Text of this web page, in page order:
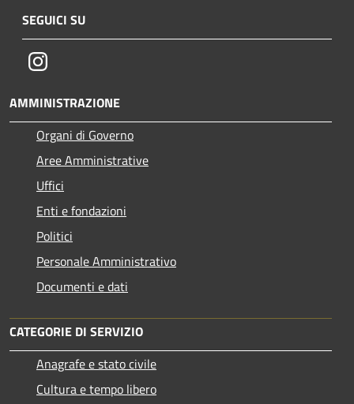
SEGUICI SU
Instagram
AMMINISTRAZIONE
Organi di Governo
Aree Amministrative
Uffici
Enti e fondazioni
Politici
Personale Amministrativo
Documenti e dati
CATEGORIE DI SERVIZIO
Anagrafe e stato civile
Cultura e tempo libero